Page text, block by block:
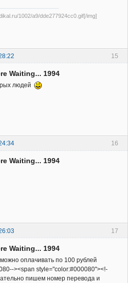
1002/a9/dde277924cc0.gif[/img]
15
Waiting... 1994
людей
16
Waiting... 1994
17
Waiting... 1994
оплачивать по 100 рублей
><span style="color:#000080"><!-
пишем номер перевода и